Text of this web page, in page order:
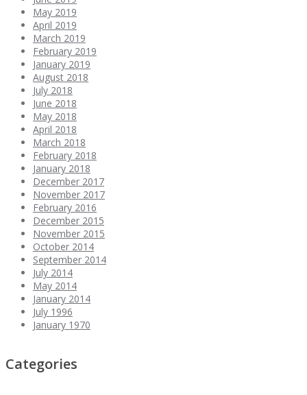
May 2019
April 2019
March 2019
February 2019
January 2019
August 2018
July 2018
June 2018
May 2018
April 2018
March 2018
February 2018
January 2018
December 2017
November 2017
February 2016
December 2015
November 2015
October 2014
September 2014
July 2014
May 2014
January 2014
July 1996
January 1970
Categories